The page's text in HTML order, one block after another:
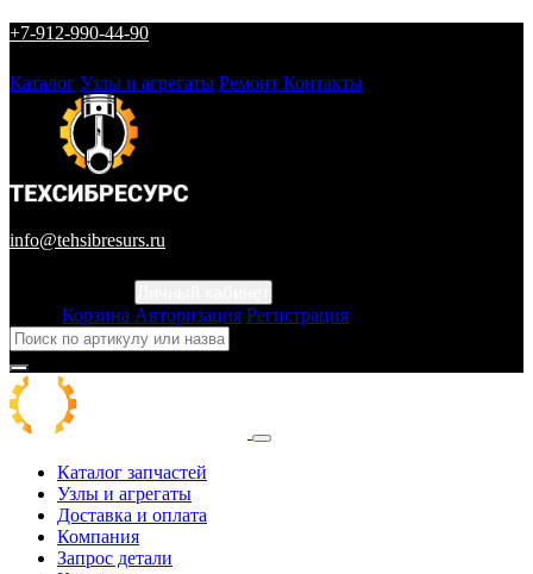
+7-912-990-44-90
Каталог Узлы и агрегаты Ремонт Контакты
info@tehsibresurs.ru
Корзина Авторизация Регистрация
Каталог запчастей
Узлы и агрегаты
Доставка и оплата
Компания
Запрос детали